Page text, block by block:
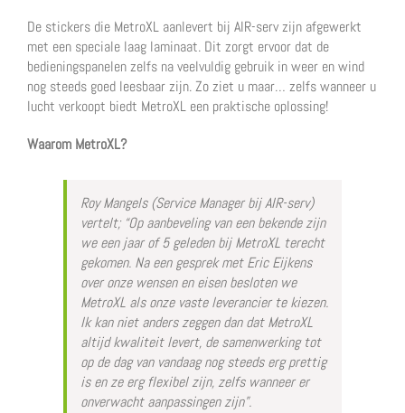
De stickers die MetroXL aanlevert bij AIR-serv zijn afgewerkt
met een speciale laag laminaat. Dit zorgt ervoor dat de
bedieningspanelen zelfs na veelvuldig gebruik in weer en wind
nog steeds goed leesbaar zijn. Zo ziet u maar… zelfs wanneer u
lucht verkoopt biedt MetroXL een praktische oplossing!
Waarom MetroXL?
Roy Mangels (Service Manager bij AIR-serv)
vertelt; “Op aanbeveling van een bekende zijn
we een jaar of 5 geleden bij MetroXL terecht
gekomen. Na een gesprek met Eric Eijkens
over onze wensen en eisen besloten we
MetroXL als onze vaste leverancier te kiezen.
Ik kan niet anders zeggen dan dat MetroXL
altijd kwaliteit levert, de samenwerking tot
op de dag van vandaag nog steeds erg prettig
is en ze erg flexibel zijn, zelfs wanneer er
onverwacht aanpassingen zijn”.